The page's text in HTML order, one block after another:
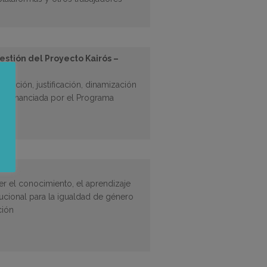
del Proyecto Kairós –
justificación, dinamización
financiada por el Programa
el conocimiento, el aprendizaje
para la igualdad de género